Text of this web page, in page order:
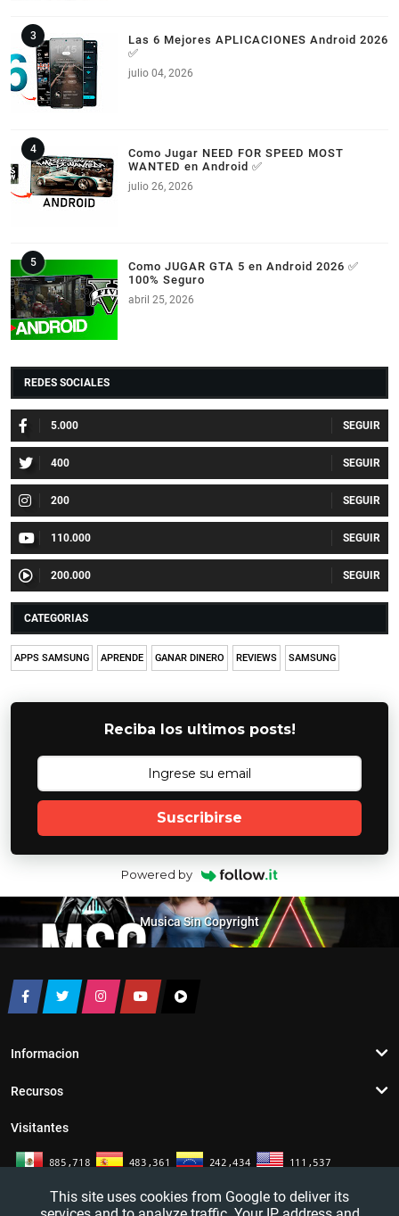
Las 6 Mejores APLICACIONES Android 2026
✅
julio 04, 2026
Como Jugar NEED FOR SPEED MOST
WANTED en Android ✅
julio 26, 2026
Como JUGAR GTA 5 en Android 2026 ✅
100% Seguro
abril 25, 2026
REDES SOCIALES
5.000
400
200
110.000
200.000
CATEGORIAS
APPS SAMSUNG APRENDE GANAR DINERO REVIEWS SAMSUNG
Reciba los ultimos posts!
Suscribirse
Powered by
Musica Sin Copyright
Informacion
Recursos
Visitantes
This site uses cookies from Google to deliver its